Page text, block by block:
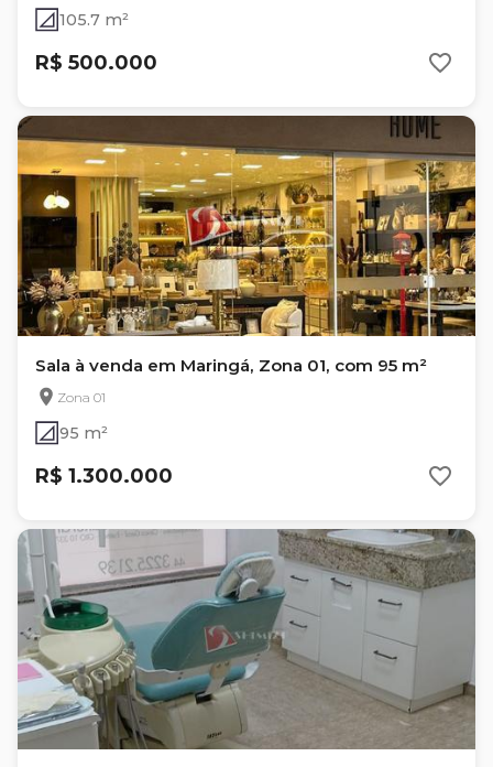
105.7 m²
R$ 500.000
Sala à venda em Maringá, Zona 01, com 95 m²
Zona 01
95 m²
R$ 1.300.000